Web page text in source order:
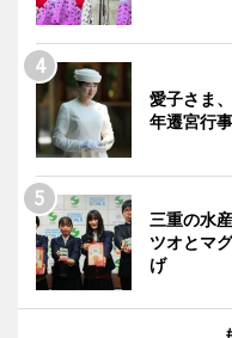
愛子さま
年遷宮行
三重の水
ツオとマ
げ